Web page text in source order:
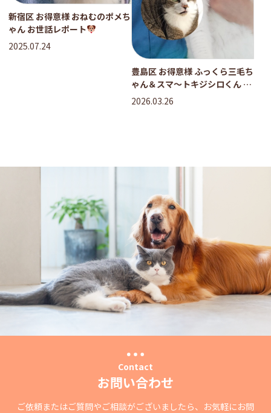
新宿区 お得意様 おねむのポメち
ゃん お世話レポート
2025.07.24
豊島区 お得意様 ふっくら三毛ち
ゃん＆スマ〜トキジシロくん お
世話レポート
2026.03.26
Contact
お問い合わせ
ご依頼またはご質問やご相談がございましたら、お気軽にお問